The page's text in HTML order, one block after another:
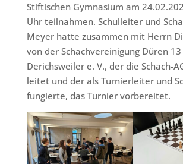
Stiftischen Gymnasium am
Uhr teilnahmen. Schulleiter und
Meyer hatte zusammen mit Herrn
von der Schachvereinigung Düren 13
Derichsweiler e. V., der die Schach-
leitet und der als Turnierleiter und
fungierte, das Turnier vorbereitet.